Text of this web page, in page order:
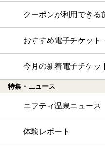
クーポンが利用できる
おすすめ電子チケット
今月の新着電子チケッ
特集・ニュース
ニフティ温泉ニュース
体験レポート